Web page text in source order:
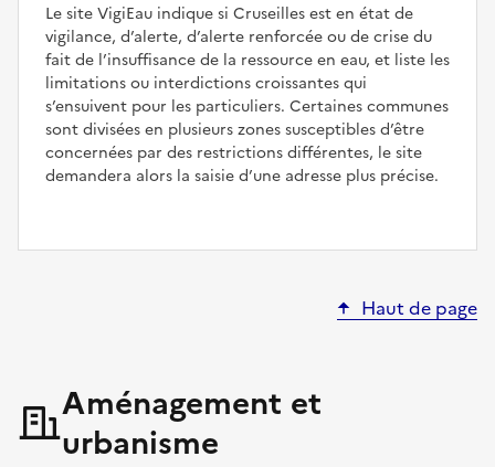
Le site VigiEau indique si Cruseilles est en état de
vigilance, d’alerte, d’alerte renforcée ou de crise du
fait de l’insuffisance de la ressource en eau, et liste les
limitations ou interdictions croissantes qui
s’ensuivent pour les particuliers. Certaines communes
sont divisées en plusieurs zones susceptibles d’être
concernées par des restrictions différentes, le site
demandera alors la saisie d’une adresse plus précise.
Haut de page
Aménagement et
urbanisme